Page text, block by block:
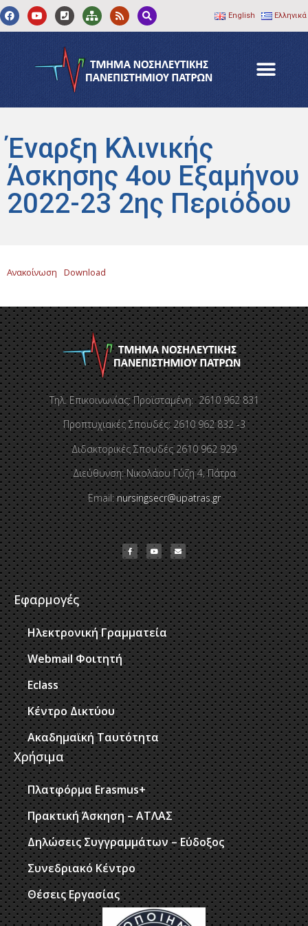
English Ελληνικά
Έναρξη Κλινικής
Άσκησης 4ου Εξαμήνου
2022-23 2ης Περιόδου
Ανακοίνωση Download
Τηλ. Επικοινωνίας: Προϊσταμένη: 2610 962 831
Προπτυχιακές Σπουδές: 2610 962 832 -3
Διδακτορικές Σπουδές 2610 962 929
Διεύθυνση: Νικολάου Γύζη 4, Πάτρα
Email:nursingsecr@upatras.gr
Εφαρμογές
Ηλεκτρονική Γραμματεία
Webmail Φοιτητή
Eclass
Κέντρο Δικτύου
Ακαδημαϊκή Ταυτότητα
Χρήσιμα
Πλατφόρμα Erasmus+
Πρακτική Άσκηση – ΑΤΛΑΣ
Δηλώσεις Συγγραμμάτων – Εύδοξος
Συνεδριακό Κέντρο
Θέσεις Εργασίας